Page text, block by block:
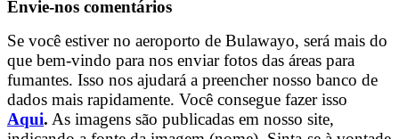
Envie-nos comentários
Se você estiver no aeroporto de Bulawayo, será mais do
que bem-vindo para nos enviar fotos das áreas para
fumantes. Isso nos ajudará a preencher nosso banco de
dados mais rapidamente. Você consegue fazer isso
Aqui. As imagens são publicadas em nosso site,